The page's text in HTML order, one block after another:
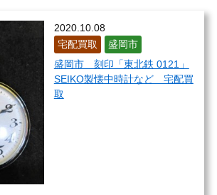
2020.10.08
宅配買取
盛岡市
盛岡市 刻印「東北鉄 0121」
SEIKO製懐中時計など 宅配買
取